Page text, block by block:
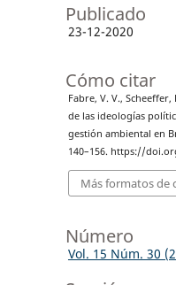
Publicado
23-12-2020
Cómo citar
Fabre, V. V.,
de las ideologías
gestión ambiental en
140–156. https://
Más formatos de
Número
Vol. 15 Núm. 30